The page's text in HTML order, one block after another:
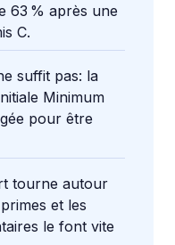
63 % après une
C.
suffit pas: la
Minimum
pour être
tourne autour
et les
le font vite